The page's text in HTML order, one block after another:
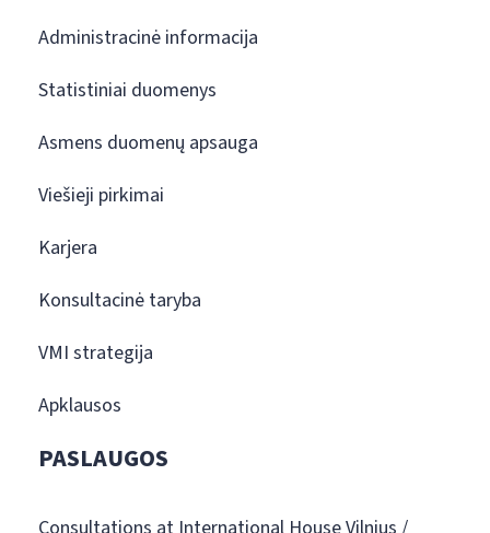
Administracinė informacija
Statistiniai duomenys
Asmens duomenų apsauga
Viešieji pirkimai
Karjera
Konsultacinė taryba
VMI strategija
Apklausos
PASLAUGOS
Consultations at International House Vilnius /